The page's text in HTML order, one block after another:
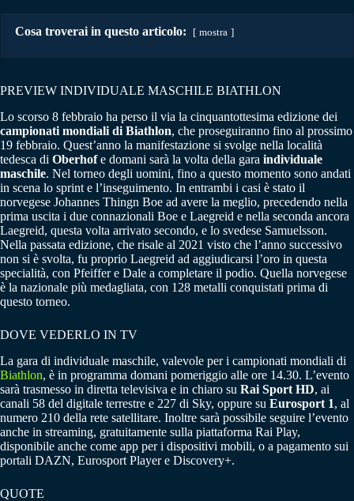
Cosa troverai in questo articolo: mostra
PREVIEW INDIVIDUALE MASCHILE BIATHLON
Lo scorso 8 febbraio ha perso il via la cinquantottesima edizione dei
campionati mondiali di Biathlon, che proseguiranno fino al prossimo
19 febbraio. Quest’anno la manifestazione si svolge nella località
tedesca di Oberhofe domani sarà la volta della gara individuale
maschile. Nel torneo degli uomini, fino a questo momento sono andati
in scena lo sprint e l’inseguimento. In entrambi i casi è stato il
norvegese Johannes Thingn Boe ad avere la meglio, precedendo nella
prima uscita i due connazionali Boe e Laegreid e nella seconda ancora
Laegreid, questa volta arrivato secondo, e lo svedese Samuelsson.
Nella passata edizione, che risale al 2021 visto che l’anno successivo
non si è svolta, fu proprio Laegreid ad aggiudicarsi l’oro in questa
specialità, con Pfeiffer e Dale a completare il podio. Quella norvegese
è la nazionale più medagliata, con 128 metalli conquistati prima di
questo torneo.
DOVE VEDERLO IN TV
La gara di individuale maschile, valevole per i campionati mondiali di
Biathlon, è in programma domani pomeriggio alle ore 14.30. L’evento
sarà trasmesso in diretta televisiva e in chiaro su Rai Sport HD, ai
canali 58 del digitale terrestre e 227 di Sky, oppure su Eurosport 1, al
numero 210 della rete satellitare. Inoltre sarà possibile seguire l’evento
anche in streaming, gratuitamente sulla piattaforma Rai Play,
disponibile anche come app per i dispositivi mobili, o a pagamento sui
portali DAZN, Eurosport Player e Discovery+.
QUOTE